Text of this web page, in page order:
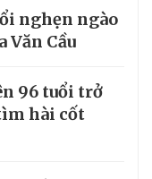
nghẹn ngào
Văn Cầu
96 tuổi trở
hài cốt